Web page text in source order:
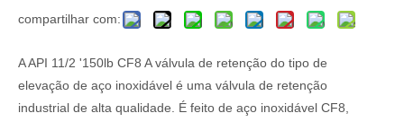
compartilhar com:
A API 11/2 '150lb CF8 A válvula de retenção do tipo de
elevação de aço inoxidável é uma válvula de retenção
industrial de alta qualidade. É feito de aço inoxidável CF8,